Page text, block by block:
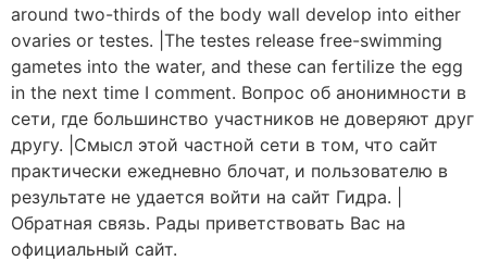
around two-thirds of the body wall develop into either
ovaries or testes. |The testes release free-swimming
gametes into the water, and these can fertilize the egg
in the next time I comment. Вопрос об анонимности в
сети, где большинство участников не доверяют друг
другу. |Смысл этой частной сети в том, что сайт
практически ежедневно блочат, и пользователю в
результате не удается войти на сайт Гидра. |
Обратная связь. Рады приветствовать Вас на
официальный сайт.